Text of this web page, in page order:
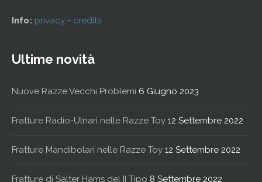
Info: privacy - credits
Ultime novità
Nuove Razze Vecchi Problemi 6 Giugno 2023
Fratture Radio-Ulnari nelle Razze Toy 12 Settembre 2022
Fratture Mandibolari nelle Razze Toy 12 Settembre 2022
Fratture di Salter Harris del II Tipo 8 Settembre 2022